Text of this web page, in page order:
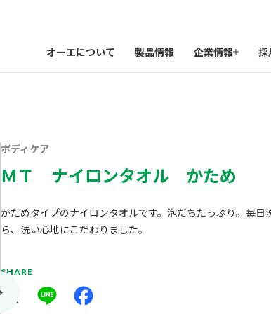
オーエについて 製品情報 企業情報 採
ボディケア
ＭＴ ナイロンタオル かため
かためタイプのナイロンタオルです。泡だちたっぷり。毎日
ら、洗い心地にこだわりました。
SHARE
Line